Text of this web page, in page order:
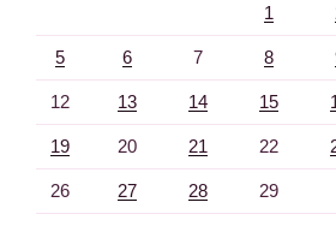
1
5 6 7 8
12 13 14 15
19 20 21 22
26 27 28 29